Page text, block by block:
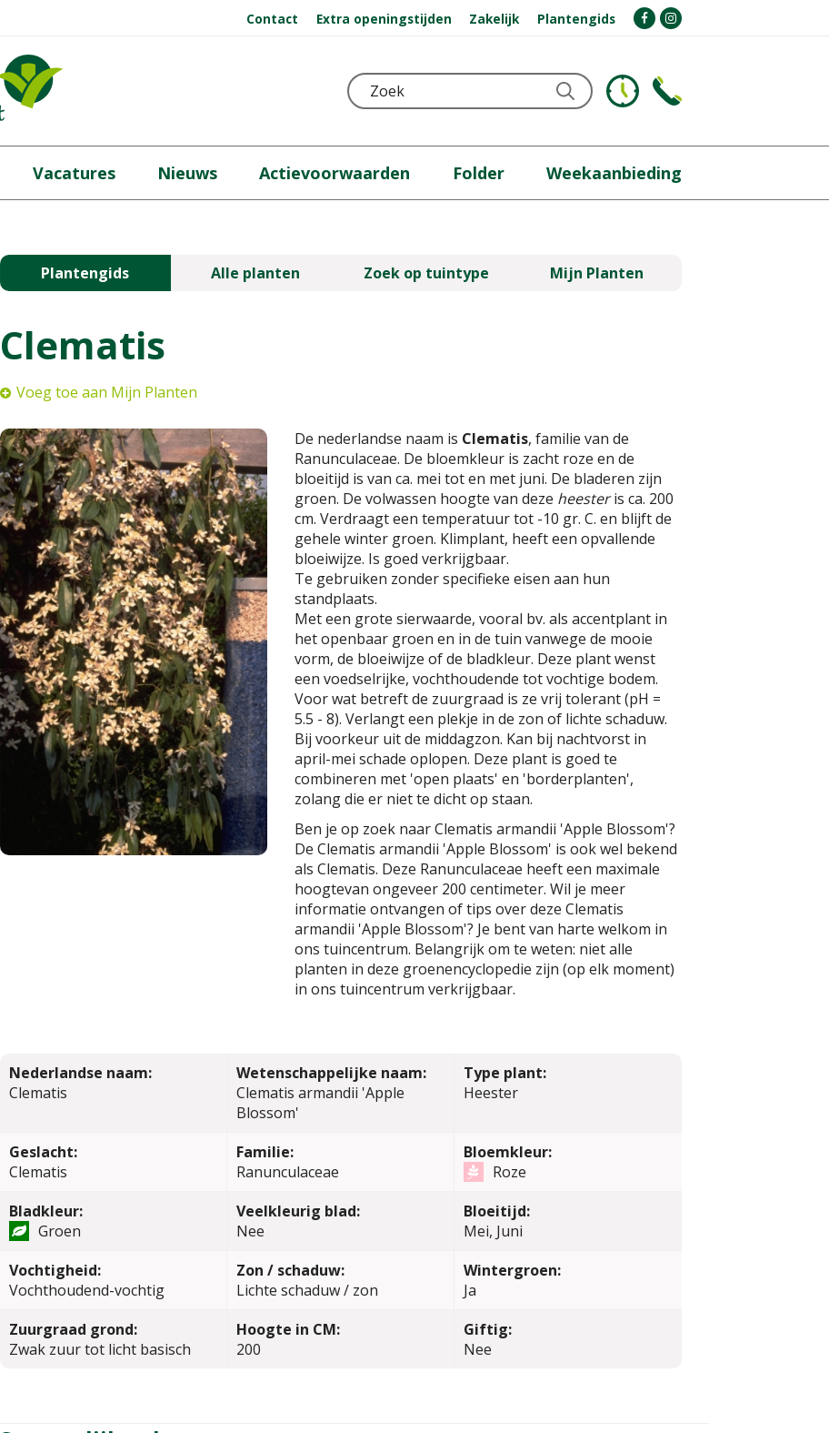
Contact Extra openingstijden Zakelijk Plantengids
Vacatures Nieuws Actievoorwaarden Folder Weekaanbieding
Plantengids Alle planten Zoek op tuintype Mijn Planten
Clematis
Voeg toe aan Mijn Planten
De nederlandse naam is Clematis, familie van de
Ranunculaceae. De bloemkleur is zacht roze en de
bloeitijd is van ca. mei tot en met juni. De bladeren zijn
groen. De volwassen hoogte van deze heesteris ca. 200
cm. Verdraagt een temperatuur tot -10 gr. C. en blijft de
gehele winter groen. Klimplant, heeft een opvallende
bloeiwijze. Is goed verkrijgbaar.
Te gebruiken zonder specifieke eisen aan hun
standplaats.
Met een grote sierwaarde, vooral bv. als accentplant in
het openbaar groen en in de tuin vanwege de mooie
vorm, de bloeiwijze of de bladkleur. Deze plant wenst
een voedselrijke, vochthoudende tot vochtige bodem.
Voor wat betreft de zuurgraad is ze vrij tolerant (pH =
5.5 - 8). Verlangt een plekje in de zon of lichte schaduw.
Bij voorkeur uit de middagzon. Kan bij nachtvorst in
april-mei schade oplopen. Deze plant is goed te
combineren met 'open plaats' en 'borderplanten',
zolang die er niet te dicht op staan.
Ben je op zoek naar Clematis armandii 'Apple Blossom'?
De Clematis armandii 'Apple Blossom' is ook wel bekend
als Clematis. Deze Ranunculaceae heeft een maximale
hoogtevan ongeveer 200 centimeter. Wil je meer
informatie ontvangen of tips over deze Clematis
armandii 'Apple Blossom'? Je bent van harte welkom in
ons tuincentrum. Belangrijk om te weten: niet alle
planten in deze groenencyclopedie zijn (op elk moment)
in ons tuincentrum verkrijgbaar.
Nederlandse naam:
Clematis
Wetenschappelijke naam:
Clematis armandii 'Apple
Blossom'
Type plant:
Heester
Geslacht:
Clematis
Familie:
Ranunculaceae
Bloemkleur:
Roze
Bladkleur:
Groen
Veelkleurig blad:
Nee
Bloeitijd:
Mei, Juni
Vochtigheid:
Vochthoudend-vochtig
Zon / schaduw:
Lichte schaduw / zon
Wintergroen:
Ja
Zuurgraad grond:
Zwak zuur tot licht basisch
Hoogte in CM:
200
Giftig:
Nee